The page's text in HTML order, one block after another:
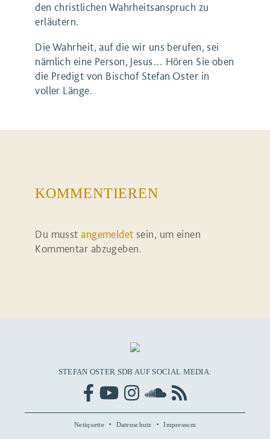
den christlichen Wahrheitsanspruch zu
erläutern.
Die Wahrheit, auf die wir uns berufen, sei
nämlich eine Person, Jesus… Hören Sie oben
die Predigt von Bischof Stefan Oster in
voller Länge.
KOMMENTIEREN
Du musstangemeldet sein, um einen
Kommentar abzugeben.
STEFAN OSTER SDB AUF SOCIAL MEDIA:
Netiquette Datenschutz Impressum